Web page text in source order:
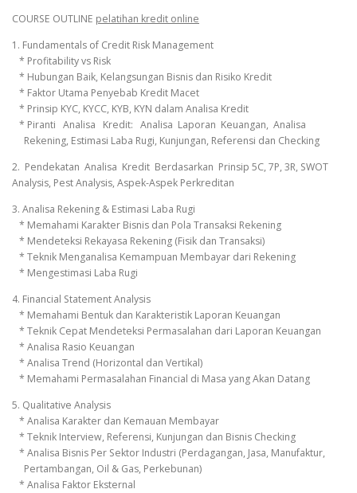
COURSE OUTLINE pelatihan kredit online
1. Fundamentals of Credit Risk Management
* Profitability vs Risk
* Hubungan Baik, Kelangsungan Bisnis dan Risiko Kredit
* Faktor Utama Penyebab Kredit Macet
* Prinsip KYC, KYCC, KYB, KYN dalam Analisa Kredit
* Piranti Analisa Kredit: Analisa Laporan Keuangan, Analisa
Rekening, Estimasi Laba Rugi, Kunjungan, Referensi dan Checking
2. Pendekatan Analisa Kredit Berdasarkan Prinsip 5C, 7P, 3R, SWOT
Analysis, Pest Analysis, Aspek-Aspek Perkreditan
3. Analisa Rekening & Estimasi Laba Rugi
* Memahami Karakter Bisnis dan Pola Transaksi Rekening
* Mendeteksi Rekayasa Rekening (Fisik dan Transaksi)
* Teknik Menganalisa Kemampuan Membayar dari Rekening
* Mengestimasi Laba Rugi
4. Financial Statement Analysis
* Memahami Bentuk dan Karakteristik Laporan Keuangan
* Teknik Cepat Mendeteksi Permasalahan dari Laporan Keuangan
* Analisa Rasio Keuangan
* Analisa Trend (Horizontal dan Vertikal)
* Memahami Permasalahan Financial di Masa yang Akan Datang
5. Qualitative Analysis
* Analisa Karakter dan Kemauan Membayar
* Teknik Interview, Referensi, Kunjungan dan Bisnis Checking
* Analisa Bisnis Per Sektor Industri (Perdagangan, Jasa, Manufaktur,
Pertambangan, Oil & Gas, Perkebunan)
* Analisa Faktor Eksternal